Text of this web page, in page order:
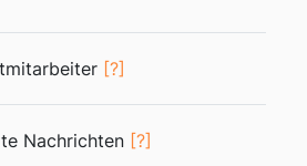
[?]
Nachrichten [?]